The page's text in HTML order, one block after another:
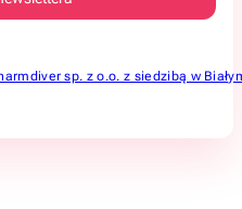
sp. z o.o. z siedzibą w